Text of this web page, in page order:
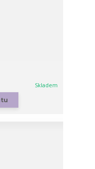
Skladem